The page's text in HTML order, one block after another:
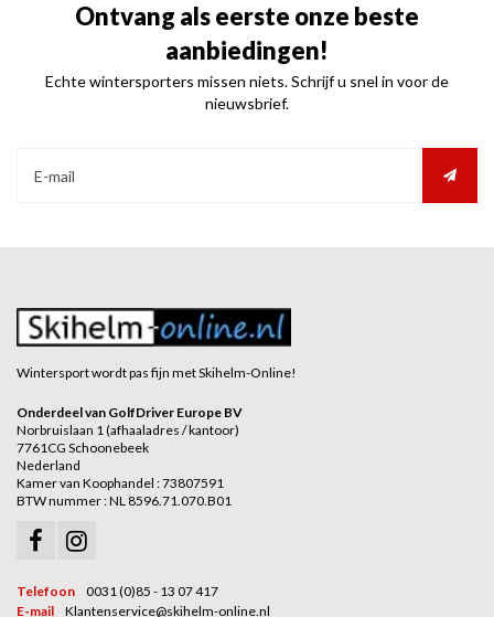
Ontvang als eerste onze beste
aanbiedingen!
Echte wintersporters missen niets. Schrijf u snel in voor de
nieuwsbrief.
Wintersport wordt pas fijn met Skihelm-Online!
Onderdeel van GolfDriver Europe BV
Norbruislaan 1 (afhaaladres / kantoor)
7761CG Schoonebeek
Nederland
Kamer van Koophandel : 73807591
BTW nummer : NL 8596.71.070.B01
Telefoon
0031 (0)85 - 13 07 417
E-mail
Klantenservice@skihelm-online.nl